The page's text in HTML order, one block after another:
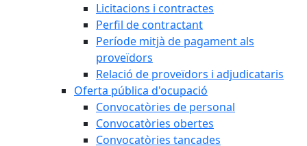
Licitacions i contractes
Perfil de contractant
Període mitjà de pagament als
proveïdors
Relació de proveïdors i adjudicataris
Oferta pública d'ocupació
Convocatòries de personal
Convocatòries obertes
Convocatòries tancades